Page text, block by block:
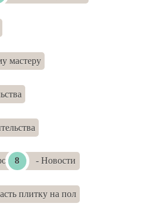
мастеру
- Новости
плитку на пол